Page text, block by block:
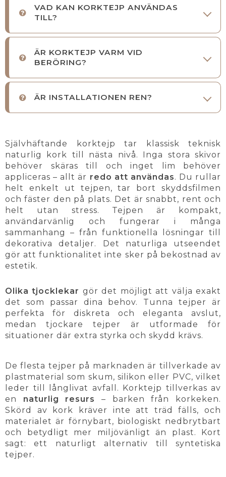
VAD KAN KORKTEJP ANVÄNDAS
TILL?
ÄR KORKTEJP VARM VID
BERÖRING?
ÄR INSTALLATIONEN REN?
Självhäftande korktejp tar klassisk teknisk
naturlig kork till nästa nivå. Inga stora skivor
behöver skäras till och inget lim behöver
appliceras – allt är redo att användas. Du rullar
helt enkelt ut tejpen, tar bort skyddsfilmen
och fäster den på plats. Det är snabbt, rent och
helt utan stress. Tejpen är kompakt,
användarvänlig och fungerar i många
sammanhang – från funktionella lösningar till
dekorativa detaljer. Det naturliga utseendet
gör att funktionalitet inte sker på bekostnad av
estetik.
Olika tjocklekar gör det möjligt att välja exakt
det som passar dina behov. Tunna tejper är
perfekta för diskreta och eleganta avslut,
medan tjockare tejper är utformade för
situationer där extra styrka och skydd krävs.
De flesta tejper på marknaden är tillverkade av
plastmaterial som skum, silikon eller PVC, vilket
leder till långlivat avfall. Korktejp tillverkas av
en naturlig resurs
– barken från korkeken.
Skörd av kork kräver inte att träd fälls, och
materialet är förnybart, biologiskt nedbrytbart
och betydligt mer miljövänligt än plast. Kort
sagt: ett naturligt alternativ till syntetiska
tejper.